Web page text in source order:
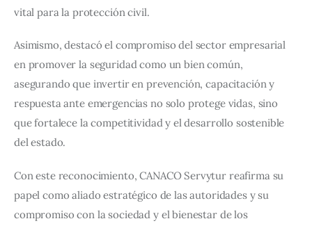
vital para la protección civil.
Asimismo, destacó el compromiso del sector empresarial
en promover la seguridad como un bien común,
asegurando que invertir en prevención, capacitación y
respuesta ante emergencias no solo protege vidas, sino
que fortalece la competitividad y el desarrollo sostenible
del estado.
Con este reconocimiento, CANACO Servytur reafirma su
papel como aliado estratégico de las autoridades y su
compromiso con la sociedad y el bienestar de los